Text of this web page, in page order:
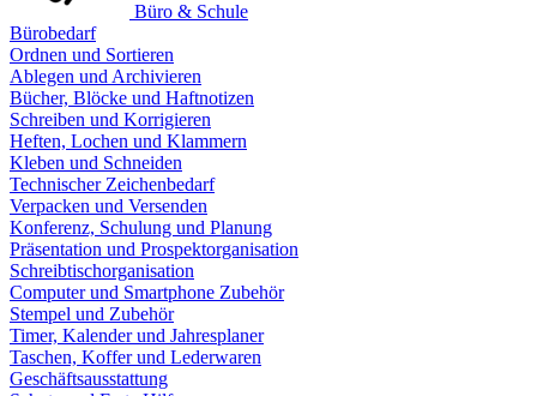
Büro & Schule
Bürobedarf
Ordnen und Sortieren
Ablegen und Archivieren
Bücher, Blöcke und Haftnotizen
Schreiben und Korrigieren
Heften, Lochen und Klammern
Kleben und Schneiden
Technischer Zeichenbedarf
Verpacken und Versenden
Konferenz, Schulung und Planung
Präsentation und Prospektorganisation
Schreibtischorganisation
Computer und Smartphone Zubehör
Stempel und Zubehör
Timer, Kalender und Jahresplaner
Taschen, Koffer und Lederwaren
Geschäftsausstattung